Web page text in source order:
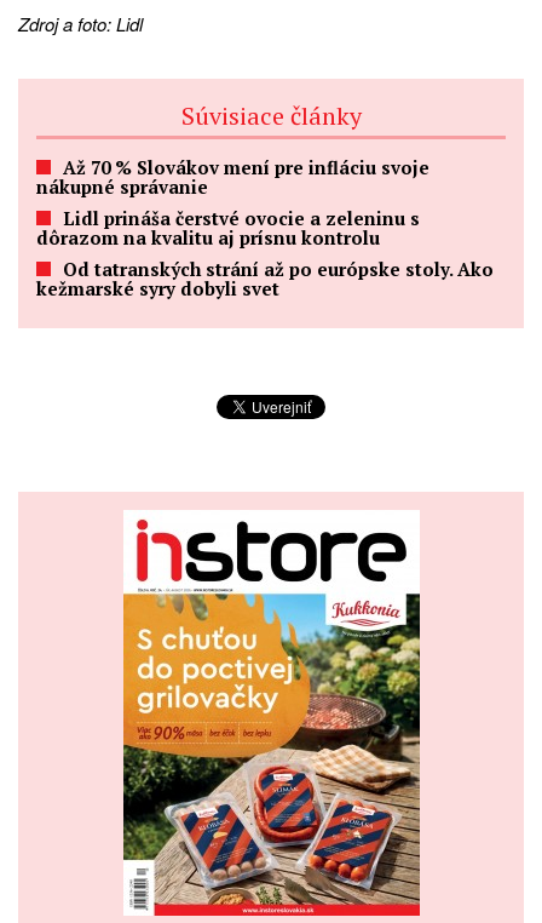
Zdroj a foto: Lidl
Súvisiace články
Až 70 % Slovákov mení pre infláciu svoje
nákupné správanie
Lidl prináša čerstvé ovocie a zeleninu s
dôrazom na kvalitu aj prísnu kontrolu
Od tatranských strání až po európske stoly. Ako
kežmarské syry dobyli svet